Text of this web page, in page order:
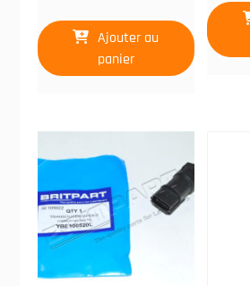
Ajouter au
panier